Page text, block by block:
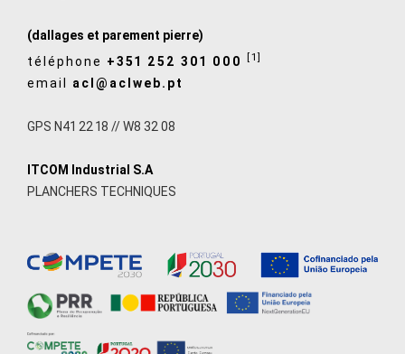
(dallages et parement pierre)
téléphone +351 252 301 000 [1]
email acl@aclweb.pt
GPS N41 22 18 // W8 32 08
ITCOM Industrial S.A
PLANCHERS TECHNIQUES